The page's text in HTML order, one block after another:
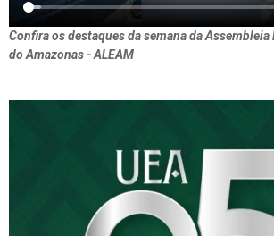
Confira os destaques da semana da
do Amazonas - ALEAM